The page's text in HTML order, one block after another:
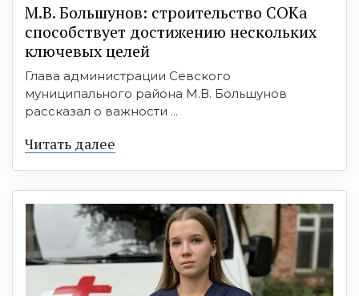
М.В. Большунов: строительство СОКа
способствует достижению нескольких
ключевых целей
Глава администрации Севского
муниципального района М.В. Большунов
рассказал о важности ...
Читать далее